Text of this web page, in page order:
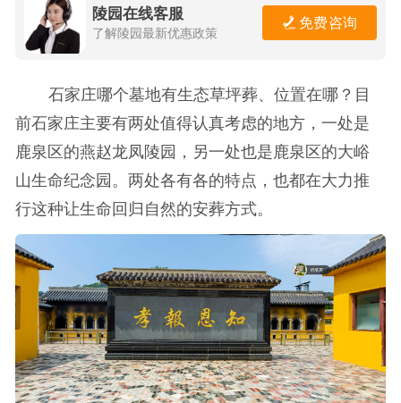
陵园在线客服
了解陵园最新优惠政策
免费咨询
石家庄哪个墓地有生态草坪葬、位置在哪？目
前石家庄主要有两处值得认真考虑的地方，一处是
鹿泉区的燕赵龙凤陵园，另一处也是鹿泉区的大峪
山生命纪念园。两处各有各的特点，也都在大力推
行这种让生命回归自然的安葬方式。